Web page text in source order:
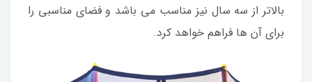
بالاتر از سه سال نیز مناسب می باشد و فضای مناسبی را
برای آن ها فراهم خواهد کرد.